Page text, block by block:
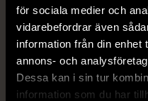
för sociala medier och
vidarebefordrar även
information från din enhet
annons- och
Dessa kan i sin tur
information som du har
14 dagars ångerrät.